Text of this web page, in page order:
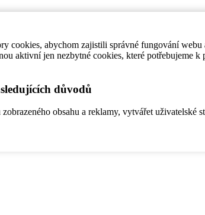
cookies, abychom zajistili správné fungování
aktivní jen nezbytné cookies, které potřebujeme
důvodů
obsahu a reklamy, vytvářet